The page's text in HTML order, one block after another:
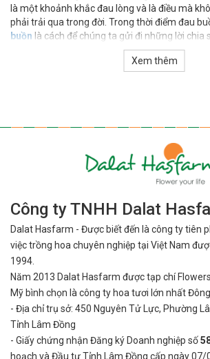
là một khoảnh khắc đau lòng và là điều mà
phải trải qua trong đời. Trong thời điểm đau
buồn là cách để chúng ta gửi đi những lời chia
hoa trở thành một biểu tượng của kính trọng,
chân thành. Từng bông hoa, mỗi cành lá đều
Hoa tang là gì?
, hay còn gọi là hoa chia buồn, là hoa
tặng trong lễ tang như một cách để thể hiện sự
Hoa tang thường là các loại hoa như hoa Lan,
hoặc hoa Lily. Tùy vào ý nghĩa, niềm tin hay tín
mà hoa sẽ được lựa chọn kỹ lưỡng về màu
loại để cắm trên kệ hoặc theo hình vòng tròn
đặc biệt.
Nguồn gốc của Hoa Tang
Hoa tang có nguồn gốc từ thời xa xưa, khi mà
dùng để trang trí mà còn được sử dụng như
cảm xúc. Những bông hoa biểu lộ sự kính trọng
Xem thêm
Công ty TNHH Dalat
Dalat Hasfarm - Được biết đến là công ty tiên
việctrồng hoa chuyên nghiệp tại Việt Nam
1994.
Năm 2013 Dalat Hasfarm được tạp chí
Mỹ bình chọn là công ty hoa tươi lớn nhất Đông
- Địa chỉ trụ sở: 450 Nguyên Tử Lực, Phường
Tỉnh Lâm Đồng
- Giấy chứng nhận Đăng ký Doanh nghiệp số
hoạch và Đầu tư Tỉnh Lâm Đồng cấp ngày